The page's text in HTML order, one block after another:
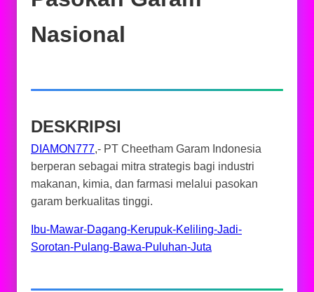
Nasional
DESKRIPSI
DIAMON777,- PT Cheetham Garam Indonesia
berperan sebagai mitra strategis bagi industri
makanan, kimia, dan farmasi melalui pasokan
garam berkualitas tinggi.
Ibu-Mawar-Dagang-Kerupuk-Keliling-Jadi-
Sorotan-Pulang-Bawa-Puluhan-Juta